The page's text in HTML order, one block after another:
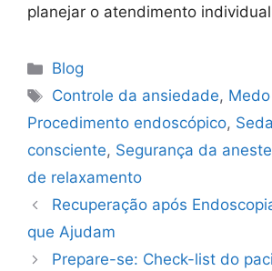
planejar o atendimento
Blog
Controle da ansiedade,
Procedimento endoscópico,
consciente, Segurança da
de relaxamento
Recuperação após
que Ajudam
Prepare-se: Check-list do